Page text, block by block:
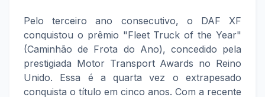
Pelo terceiro ano consecutivo, o DAF XF
conquistou o prêmio "Fleet Truck of the Year"
(Caminhão de Frota do Ano), concedido pela
prestigiada Motor Transport Awards no Reino
Unido. Essa é a quarta vez o extrapesado
conquista o título em cinco anos. Com a recente